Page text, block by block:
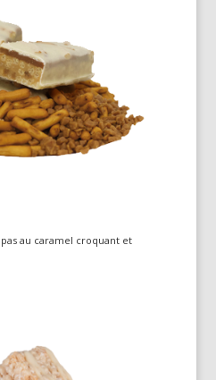
au caramel croquant et